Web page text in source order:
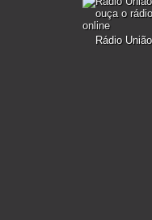
Rádio União